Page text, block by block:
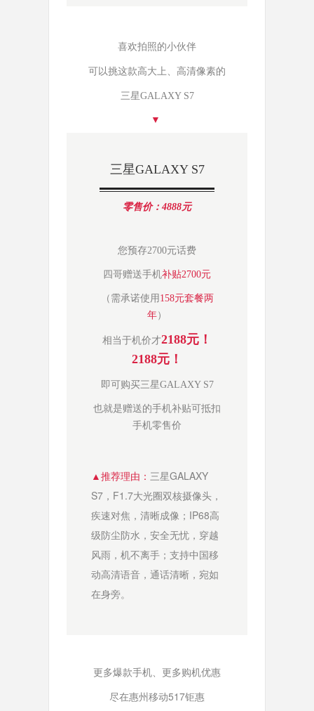
喜欢拍照的小伙伴
可以挑这款高大上、高清像素的
三星GALAXY S7
▼
三星GALAXY S7
零售价：4888元
您预存2700元话费
四哥赠送手机补贴2700元
（需承诺使用 158元套餐两
年）
相当于机价才2188元！
2188元！
即可购买三星GALAXY S7
也就是赠送的手机补贴可抵扣
手机零售价
▲ 推荐理由 ： 三星GALAXY
S7，F1.7大光圈双核摄像头，
疾速对焦，清晰成像；IP68高
级防尘防水，安全无忧，穿越
风雨，机不离手；支持中国移
动高清语音，通话清晰，宛如
在身旁。
更多爆款手机、更多购机优惠
尽在惠州移动517钜惠